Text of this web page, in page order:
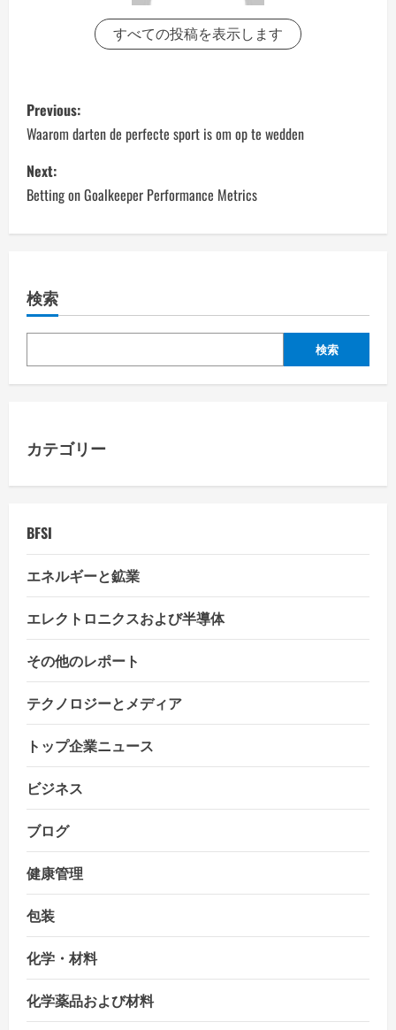
すべての投稿を表示します
P
o
s
t
a
v
i
a
o
n
Previous:
Waarom darten de perfecte sport is om op te wedden
Next:
Betting on Goalkeeper Performance Metrics
検索
検索
カテゴリー
BFSI
エネルギーと鉱業
エレクトロニクスおよび半導体
その他のレポート
テクノロジーとメディア
トップ企業ニュース
ビジネス
ブログ
健康管理
包装
化学・材料
化学薬品および材料